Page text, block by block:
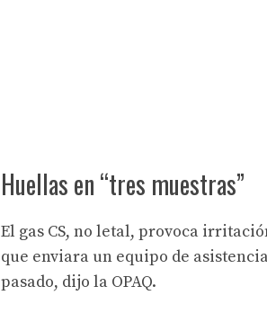
Huellas en “tres muestras”
El gas CS, no letal, provoca
que enviara un equipo de
pasado, dijo la OPAQ.